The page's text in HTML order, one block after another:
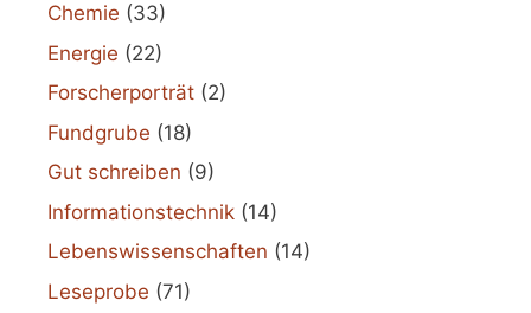
Chemie (33)
Energie (22)
Forscherporträt (2)
Fundgrube (18)
Gut schreiben (9)
Informationstechnik (14)
Lebenswissenschaften (14)
Leseprobe (71)